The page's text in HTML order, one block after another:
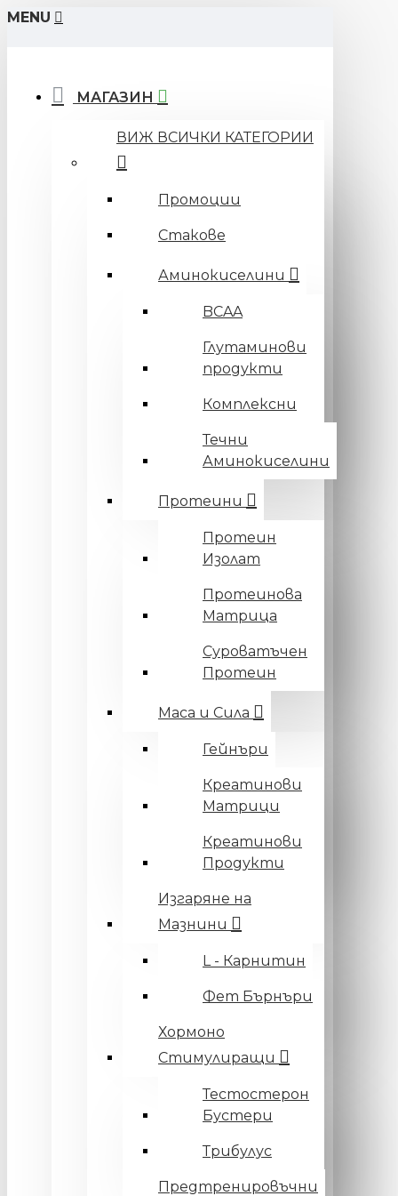
MENU
МАГАЗИН
ВИЖ ВСИЧКИ КАТЕГОРИИ
Промоции
Стакове
Аминокиселини
BCAA
Глутаминови
продукти
Комплексни
Течни
Аминокиселини
Протеини
Протеин
Изолат
Протеинова
Матрица
Суроватъчен
Протеин
Маса и Сила
Гейнъри
Креатинови
Матрици
Креатинови
Продукти
Изгаряне на
Мазнини
L - Карнитин
Фет Бърнъри
Хормоно
Стимулиращи
Тестостерон
Бустери
Трибулус
Предтренировъчни